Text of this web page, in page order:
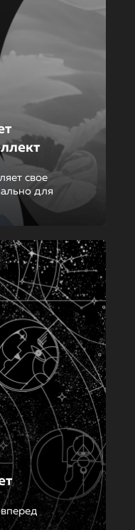
свое
для